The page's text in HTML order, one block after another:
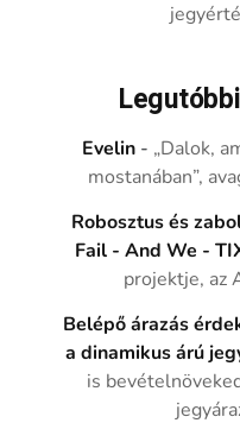
Evelin - „Dalok,
mostanában”,
Robosztus és
Fail - And We -
projektje, az
Belépő árazás
a dinamikus árú
is